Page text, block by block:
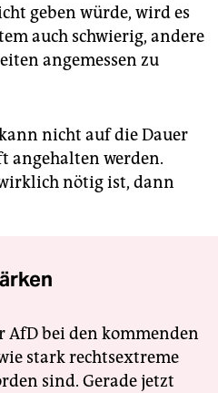
geben würde, wird es
auch schwierig, andere
angemessen zu
nicht auf die Dauer
angehalten werden.
nötig ist, dann
AfD bei den kommenden
stark rechtsextreme
sind. Gerade jetzt